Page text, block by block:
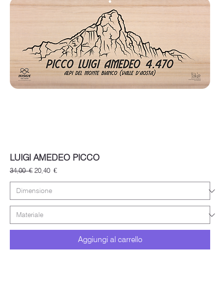
LUIGI AMEDEO PICCO
Prezzo regolare
34,00 € Prezzo scontato
20,40 €
Aggiungi al carrello